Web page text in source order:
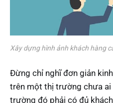
Xây dựng hình ảnh khách hàng
Đừng chỉ nghĩ đơn giản
trên một thị trường chưa ai
trường đó phải có đủ